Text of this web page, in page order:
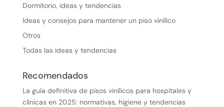
Dormitorio, ideas y tendencias
Ideas y consejos para mantener un piso vinílico
Otros
Todas las ideas y tendencias
Recomendados
La guía definitiva de pisos vinílicos para hospitales y
clínicas en 2025: normativas, higiene y tendencias